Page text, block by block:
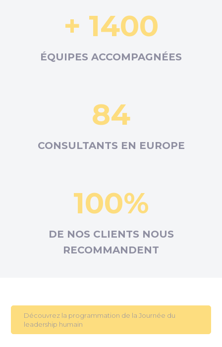
+ 1400
ÉQUIPES ACCOMPAGNÉES
84
CONSULTANTS EN EUROPE
100%
DE NOS CLIENTS NOUS
RECOMMANDENT
Découvrez la programmation de la Journée du
leadership humain